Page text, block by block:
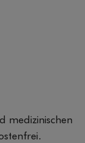
medizinischen